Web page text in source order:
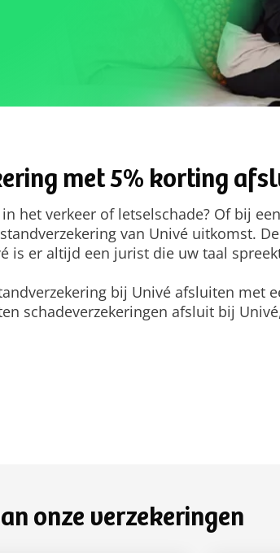
met 5% korting
het verkeer of letselschade? Of bij
van Univé uitkomst.
is er altijd een jurist die uw taal
bij Univé afsluiten met
schadeverzekeringen afsluit bij
onze verzekeringen